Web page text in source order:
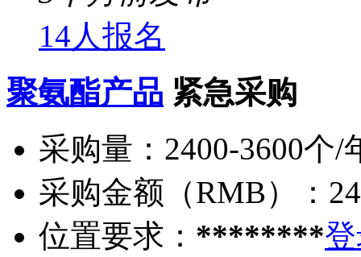
14人报名
聚氨酯产品 紧急采购
采购量： 2400-3600个/
采购金额（RMB）：
位置要求： ********